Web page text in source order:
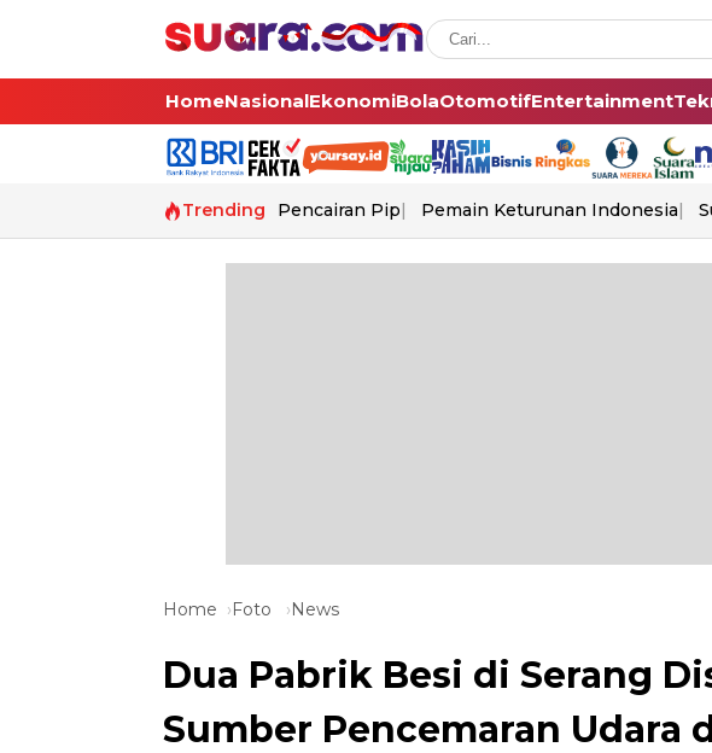
HomeNasionalEkonomiBolaOtomotifEntertainment
Trending Pencairan Pip Pemain Keturunan Indonesia
Home Foto News
Dua Pabrik Besi di Serang
Sumber Pencemaran Udara